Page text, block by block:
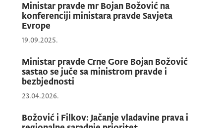
Austrije reformskim procesima u Crnoj Gori,
Ministar pravde mr Bojan Božović na
konferenciji ministara pravde Savjeta
Evrope
19.09.2025.
Ministar pravde Crne Gore Bojan Božović
sastao se juče sa ministrom pravde i
bezbjednosti
23.04.2026.
Božović i Filkov: Jačanje vladavine prava i